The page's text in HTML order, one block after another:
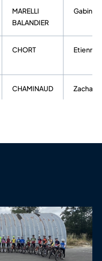
MARELLI
BALANDIER
Gabin
CHORT Etienne
CHAMINAUD Zacharie
DUBREUIL Thibault
MESNIER Maxim